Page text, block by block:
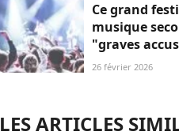
Ce grand
musique
"graves
violences
26 février 2026
LES ARTICLES